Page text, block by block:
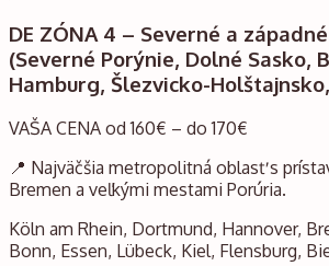
DE ZÓNA 4 – Severné a
(Severné Porýnie, Dolné Sasko,
Hamburg, Šlezvicko-
VAŠA CENA od 160€ – do 170€
📍 Najväčšia metropolitná oblasť s
Bremen a veľkými mestami Porúria.
Köln am Rhein, Dortmund, Hannover,
Bonn, Essen, Lübeck, Kiel, Flensburg,